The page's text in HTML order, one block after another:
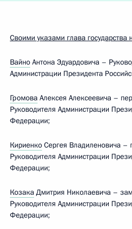
Своими указами глава государства
Вайно Антона Эдуардовича –
Администрации Президента
Громова Алексея Алексеевича –
Руководителя Администрации
Федерации;
Кириенко Сергея Владиленовича –
Руководителя Администрации
Федерации;
Козака Дмитрия Николаевича –
Руководителя Администрации
Федерации;